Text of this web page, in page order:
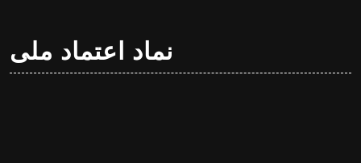
نماد اعتماد ملی